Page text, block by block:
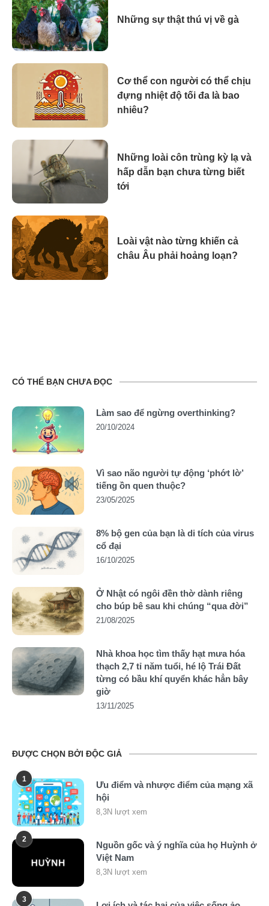
Những sự thật thú vị về gà
Cơ thể con người có thể chịu
đựng nhiệt độ tối đa là bao
nhiêu?
Những loài côn trùng kỳ lạ và
hấp dẫn bạn chưa từng biết
tới
Loài vật nào từng khiến cả
châu Âu phải hoảng loạn?
CÓ THỂ BẠN CHƯA ĐỌC
Làm sao để ngừng overthinking?
20/10/2024
Vì sao não người tự động ‘phớt lờ’
tiếng ồn quen thuộc?
23/05/2025
8% bộ gen của bạn là di tích của virus
cổ đại
16/10/2025
Ở Nhật có ngôi đền thờ dành riêng
cho búp bê sau khi chúng “qua đời”
21/08/2025
Nhà khoa học tìm thấy hạt mưa hóa
thạch 2,7 tỉ năm tuổi, hé lộ Trái Đất
từng có bầu khí quyển khác hẳn bây
giờ
13/11/2025
ĐƯỢC CHỌN BỞI ĐỘC GIẢ
1
Ưu điểm và nhược điểm của mạng xã
hội
8,3N lượt xem
2
Nguồn gốc và ý nghĩa của họ Huỳnh ở
Việt Nam
8,3N lượt xem
3